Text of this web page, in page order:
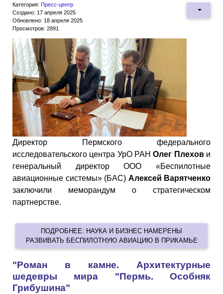
Категория: Пресс-центр
Создано: 17 апреля 2025
Обновлено: 18 апреля 2025
Просмотров: 2891
Директор Пермского федерального
исследовательского центра УрО РАНОлег Плехови
генеральный директор ООО «Беспилотные
авиационные системы» (БАС) Алексей Варятченко
заключили меморандум о стратегическом
партнерстве.
ПОДРОБНЕЕ: НАУКА И БИЗНЕС НАМЕРЕНЫ
РАЗВИВАТЬ БЕСПИЛОТНУЮ АВИАЦИЮ В ПРИКАМЬЕ
"Роман в камне. Архитектурные
шедевры мира "Пермь. Особняк
Грибушина"